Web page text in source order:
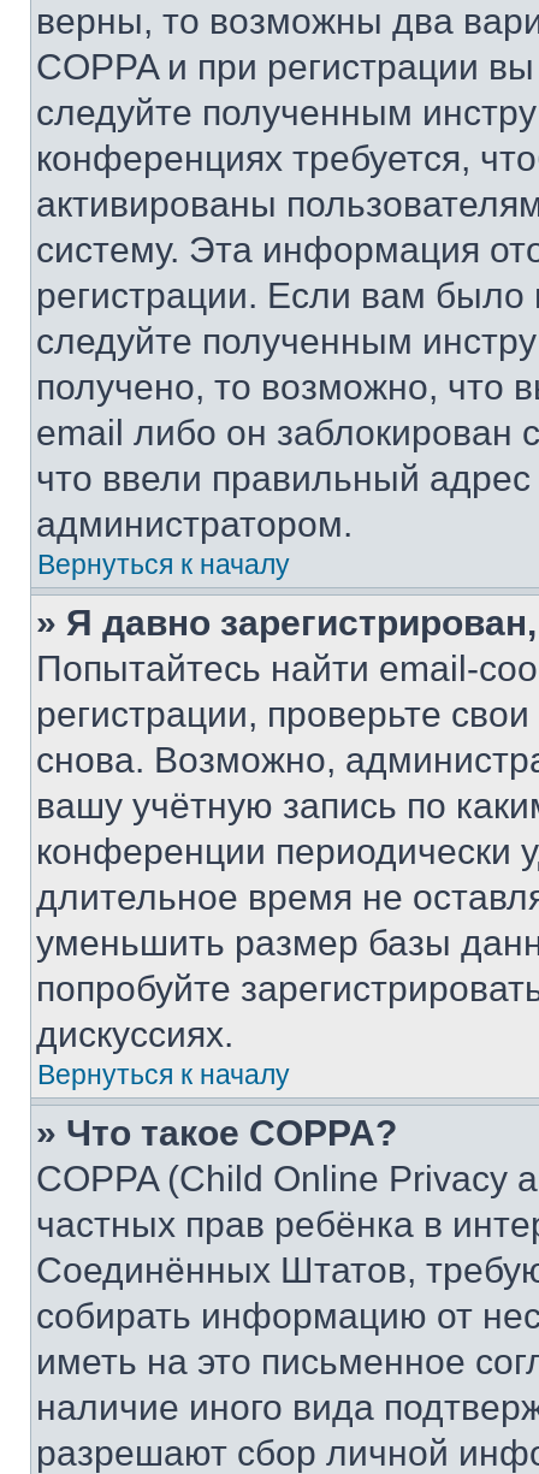
верны, то возможны два
COPPA и при регистрации
следуйте полученным
конференциях требуется,
активированы
систему. Эта информация
регистрации. Если вам
следуйте полученным
получено, то возможно, что
email либо он
что ввели правильный адрес
администратором.
Вернуться к началу
» Я давно
Попытайтесь найти email-
регистрации, проверьте
снова. Возможно,
вашу учётную запись по
конференции периодически
длительное время не
уменьшить размер базы
попробуйте
дискуссиях.
Вернуться к началу
» Что такое COPPA?
COPPA (Child Online Privacy
частных прав ребёнка в
Соединённых Штатов,
собирать информацию от
иметь на это письменное
наличие иного вида
разрешают сбор личной